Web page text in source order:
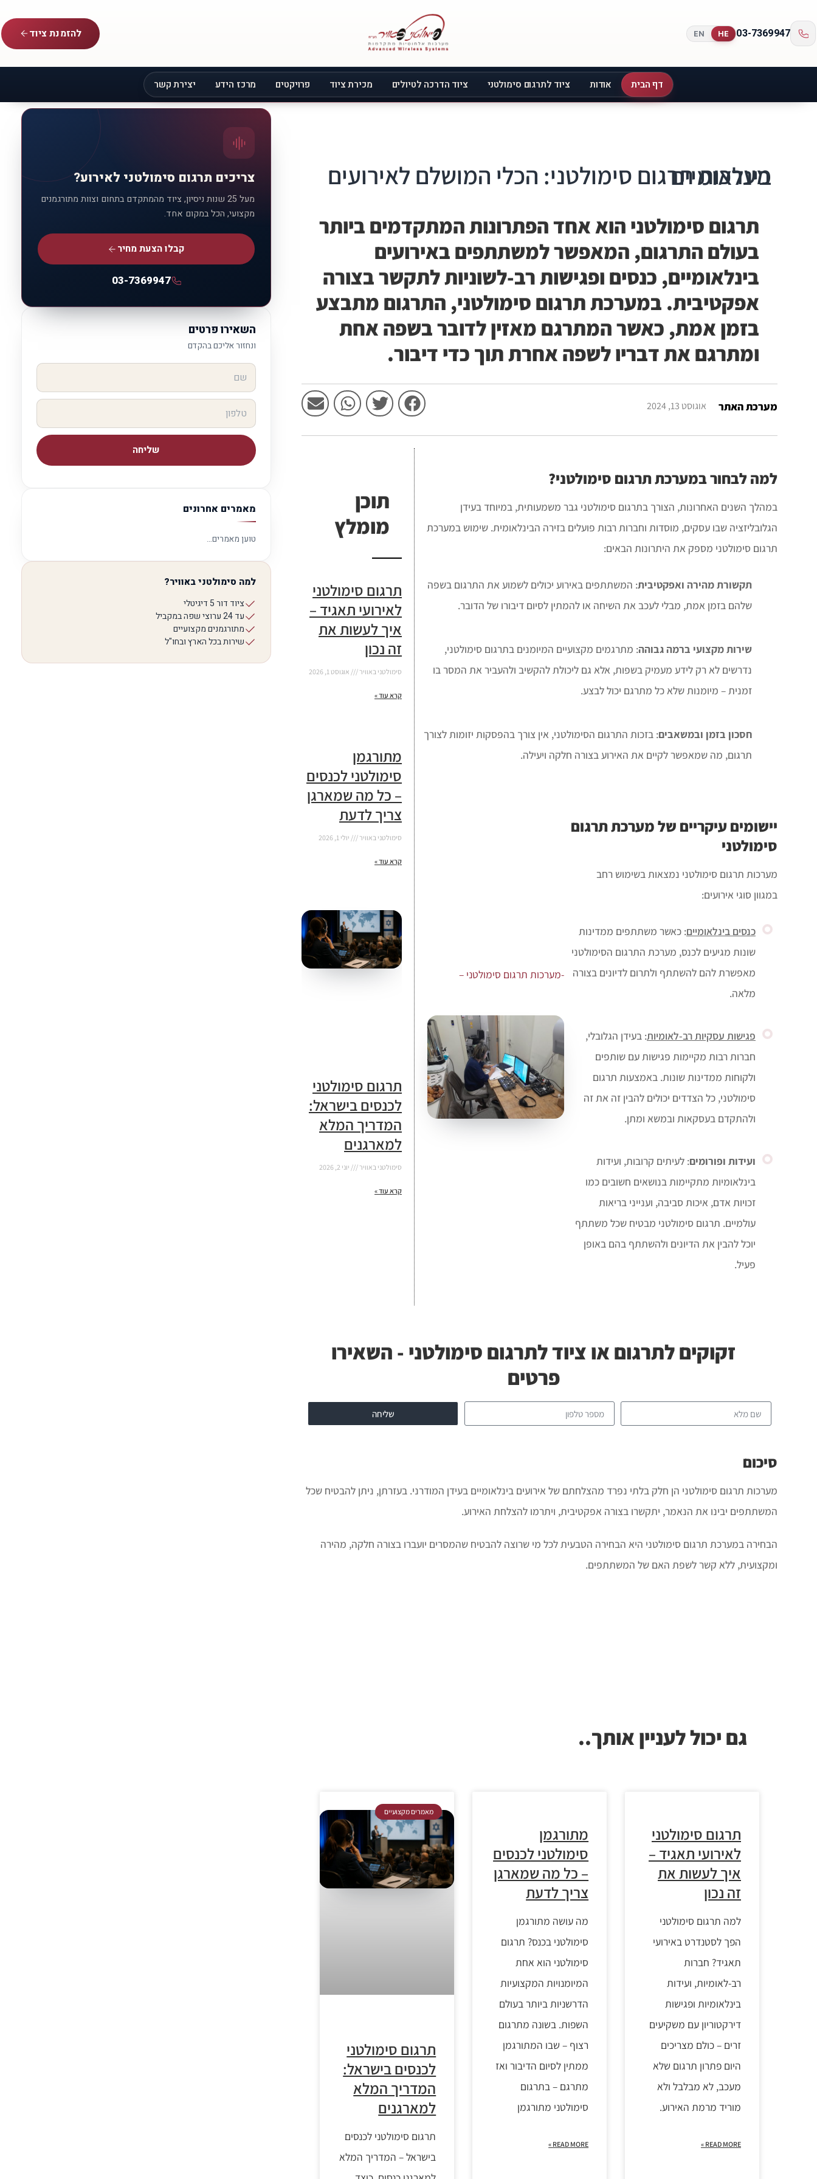
03-7369947
HE
EN להזמנת ציוד
דף הבית אודות ציוד לתרגום סימולטני ציוד הדרכה לטיולים מכירת ציוד פרויקטים מרכז הידע יצירת קשר
צריכים תרגום סימולטני לאירוע?
מעל 25 שנות ניסיון, ציוד מהמתקדם בתחום וצוות מתורגמנים
מקצועי, הכל במקום אחד.
קבלו הצעת מחיר
03-7369947
השאירו פרטים
ונחזור אליכם בהקדם
שליחה
מאמרים אחרונים
טוען מאמרים…
למה סימולטני באוויר?
ציוד דור 5 דיגיטלי
עד 24 ערוצי שפה במקביל
מתורגמנים מקצועיים
שירות בכל הארץ ובחו"ל
מערכות תרגום סימולטני: הכלי המושלם לאירועים בינלאומיים
תרגום סימולטני הוא אחד הפתרונות המתקדמים ביותר
בעולם התרגום, המאפשר למשתתפים באירועים
בינלאומיים, כנסים ופגישות רב-לשוניות לתקשר בצורה
אפקטיבית. במערכת תרגום סימולטני, התרגום מתבצע
בזמן אמת, כאשר המתרגם מאזין לדובר בשפה אחת
ומתרגם את דבריו לשפה אחרת תוך כדי דיבור.
מערכת האתר אוגוסט 13, 2024
למה לבחור במערכת תרגום סימולטני?
במהלך השנים האחרונות, הצורך בתרגום סימולטני גבר משמעותית, במיוחד בעידן
הגלובליזציה שבו עסקים, מוסדות וחברות רבות פועלים בזירה הבינלאומית. שימוש במערכת
תרגום סימולטני מספק את היתרונות הבאים:
תקשורת מהירה ואפקטיבית: המשתתפים באירוע יכולים לשמוע את התרגום בשפה
שלהם בזמן אמת, מבלי לעכב את השיחה או להמתין לסיום דיבורו של הדובר.
שירות מקצועי ברמה גבוהה: מתרגמים מקצועיים המיומנים בתרגום סימולטני,
נדרשים לא רק לידע מעמיק בשפות, אלא גם ליכולת להקשיב ולהעביר את המסר בו
זמנית – מיומנות שלא כל מתרגם יכול לבצע.
חסכון בזמן ובמשאבים: בזכות התרגום הסימולטני, אין צורך בהפסקות יזומות לצורך
תרגום, מה שמאפשר לקיים את האירוע בצורה חלקה ויעילה.
יישומים עיקריים של מערכת תרגום
סימולטני
מערכות תרגום סימולטני נמצאות בשימוש רחב
במגוון סוגי אירועים:
כנסים בינלאומיים: כאשר משתתפים ממדינות
שונות מגיעים לכנס, מערכת התרגום הסימולטני
מאפשרת להם להשתתף ולתרום לדיונים בצורה
מלאה.
פגישות עסקיות רב-לאומיות: בעידן הגלובלי,
חברות רבות מקיימות פגישות עם שותפים
ולקוחות ממדינות שונות. באמצעות תרגום
סימולטני, כל הצדדים יכולים להבין זה את זה
ולהתקדם בעסקאות ובמשא ומתן.
ועידות ופורומים: לעיתים קרובות, ועידות
בינלאומיות מתקיימות בנושאים חשובים כמו
זכויות אדם, איכות סביבה, וענייני בריאות
עולמיים. תרגום סימולטני מבטיח שכל משתתף
יוכל להבין את הדיונים ולהשתתף בהם באופן
פעיל.
-מערכות תרגום סימולטני –
תוכן
מומלץ
תרגום סימולטני
לאירועי תאגיד –
איך לעשות את
זה נכון
סימולטני באוויר אוגוסט 1, 2026
קרא עוד »
מתורגמן
סימולטני לכנסים
– כל מה שמארגן
צריך לדעת
סימולטני באוויר יולי 1, 2026
קרא עוד »
תרגום סימולטני
לכנסים בישראל:
המדריך המלא
למארגנים
סימולטני באוויר יוני 2, 2026
קרא עוד »
זקוקים לתרגום או ציוד לתרגום סימולטני - השאירו
פרטים
שליחה
סיכום
מערכות תרגום סימולטני הן חלק בלתי נפרד מהצלחתם של אירועים בינלאומיים בעידן המודרני. בעזרתן, ניתן להבטיח שכל
המשתתפים יבינו את הנאמר, יתקשרו בצורה אפקטיבית, ויתרמו להצלחת האירוע.
הבחירה במערכת תרגום סימולטני היא הבחירה הטבעית לכל מי שרוצה להבטיח שהמסרים יועברו בצורה חלקה, מהירה
ומקצועית, ללא קשר לשפת האם של המשתתפים.
גם יכול לעניין אותך..
תרגום סימולטני
לאירועי תאגיד –
איך לעשות את
זה נכון
למה תרגום סימולטני
הפך לסטנדרט באירועי
תאגיד? חברות
רב-לאומיות, ועידות
בינלאומיות ופגישות
דירקטוריון עם משקיעים
זרים – כולם מצריכים
היום פתרון תרגום שלא
מעכב, לא מבלבל ולא
מוריד מרמת האירוע.
READ MORE »
מתורגמן
סימולטני לכנסים
– כל מה שמארגן
צריך לדעת
מה עושה מתורגמן
סימולטני בכנס? תרגום
סימולטני הוא אחת
המיומנויות המקצועיות
הדרשניות ביותר בעולם
השפות. בשונה מתרגום
רצוף – שבו המתורגמן
ממתין לסיום הדיבור ואז
מתרגם – בתרגום
סימולטני מתורגמן
READ MORE »
מאמרים מקצועיים
תרגום סימולטני
לכנסים בישראל:
המדריך המלא
למארגנים
תרגום סימולטני לכנסים
בישראל – המדריך המלא